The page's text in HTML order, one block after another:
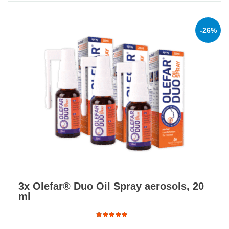
-26%
3x Olefar® Duo Oil Spray aerosols, 20
ml